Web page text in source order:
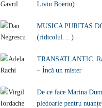
Liviu Boeriu)
MUSICA PURITAS
(ridicolul… )
TRANSATLANTIC.
– Încă un mister
De ce face Marina
pledoarie pentru